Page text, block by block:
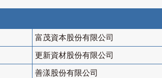
富茂資本股份有限公司
更新資材股份有限公司
善漾股份有限公司